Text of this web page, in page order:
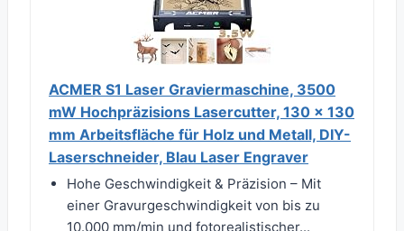
ACMER S1 Laser Graviermaschine, 3500
mW Hochpräzisions Lasercutter, 130 x 130
mm Arbeitsfläche für Holz und Metall, DIY-
Laserschneider, Blau Laser Engraver
Hohe Geschwindigkeit & Präzision – Mit
einer Gravurgeschwindigkeit von bis zu
10.000 mm/min und fotorealistischer...